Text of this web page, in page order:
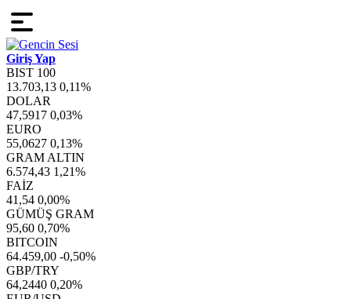
Giriş Yap
BIST 100
13.703,13 0,11%
DOLAR
47,5917 0,03%
EURO
55,0627 0,13%
GRAM ALTIN
6.574,43 1,21%
FAİZ
41,54 0,00%
GÜMÜŞ GRAM
95,60 0,70%
BITCOIN
64.459,00 -0,50%
GBP/TRY
64,2440 0,20%